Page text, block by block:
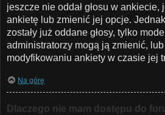
jeszcze nie oddał głosu w
ankietę lub zmienić jej opcje.
zostały już oddane głosy, tylko
administratorzy mogą ją zmienić,
modyfikowaniu ankiety w czasie jej
Na górę
Dlaczego nie mam dostępu do